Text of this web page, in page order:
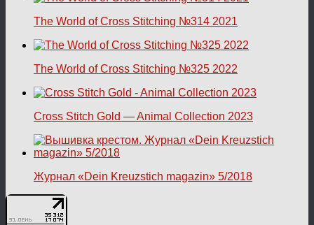
The World of Cross Stitching №314 2021
The World of Cross Stitching №325 2022
Cross Stitch Gold — Animal Collection 2023
Журнал «Dein Kreuzstich magazin» 5/2018